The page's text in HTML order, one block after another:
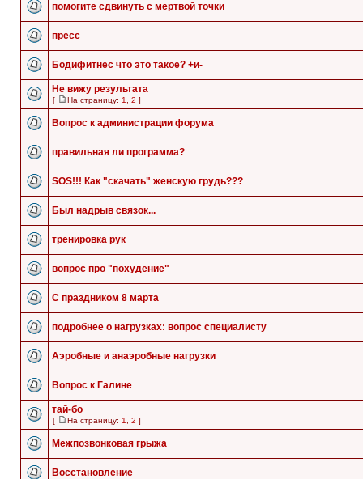
помогите сдвинуть с мертвой точки
пресс
Бодифитнес что это такое? +и-
Не вижу результата
[ На страницу: 1 2 ]
Вопрос к администрации форума
правильная ли программа?
SOS!!! Как "скачать" женскую грудь???
Был надрыв связок...
тренировка рук
вопрос про "похудение"
С праздником 8 марта
подробнее о нагрузках: вопрос специалисту
Аэробные и анаэробные нагрузки
Вопрос к Галине
тай-бо
[ На страницу: 1 2 ]
Межпозвонковая грыжа
Восстановление